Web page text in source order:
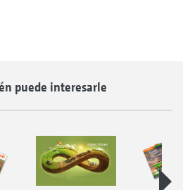
puede interesarle